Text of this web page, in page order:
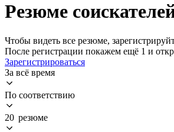
Резюме
Чтобы видеть все резюме,
После регистрации покажем ещё 1 и
Зарегистрироваться
За всё время
По соответствию
20 резюме